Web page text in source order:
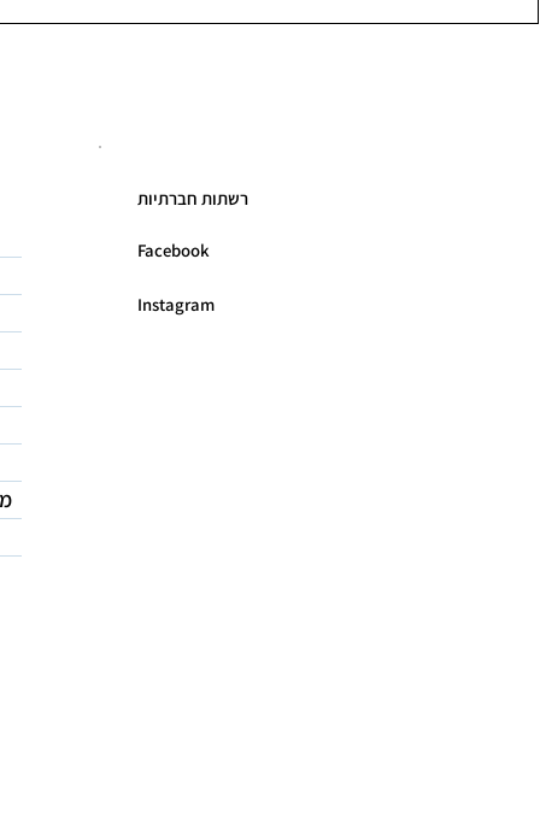
רשתות חברתיות
Facebook
Instagram